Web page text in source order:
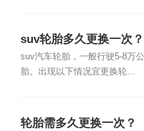
suv轮胎多久更换一次？
suv汽车轮胎，一般行驶5-8万
胎。出现以下情况宜更换轮...
轮胎需多久更换一次？